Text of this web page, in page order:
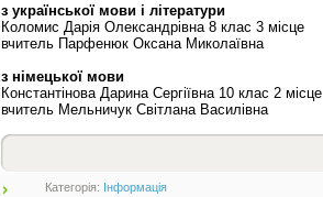
з української мови і літератури
Коломис Дарія Олександрівна 8 клас 3 місце
вчитель Парфенюк Оксана Миколаївна
з німецької мови
Константінова Дарина Сергіївна 10 клас 2 місце
вчитель Мельничук Світлана Василівна
Категорія: Інформація